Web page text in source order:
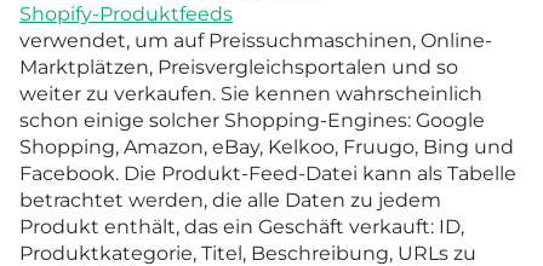
Shopify-Produktfeeds
verwendet, um auf Preissuchmaschinen, Online-
Marktplätzen, Preisvergleichsportalen und so
weiter zu verkaufen. Sie kennen wahrscheinlich
schon einige solcher Shopping-Engines: Google
Shopping, Amazon, eBay, Kelkoo, Fruugo, Bing und
Facebook. Die Produkt-Feed-Datei kann als Tabelle
betrachtet werden, die alle Daten zu jedem
Produkt enthält, das ein Geschäft verkauft: ID,
Produktkategorie, Titel, Beschreibung, URLs zu